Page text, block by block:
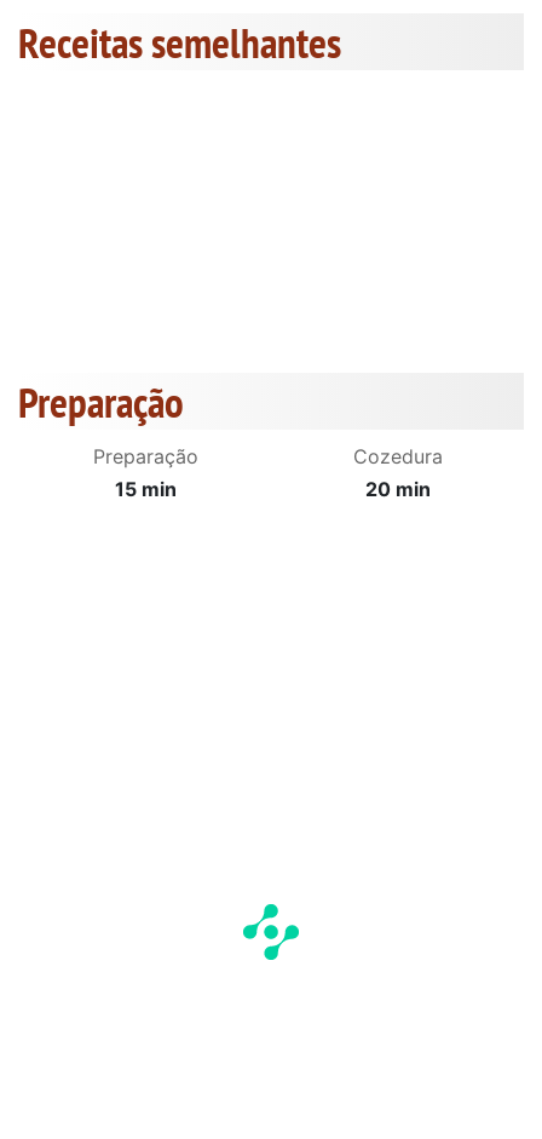
Receitas semelhantes
Preparação
Preparação
15 min
Cozedura
20 min